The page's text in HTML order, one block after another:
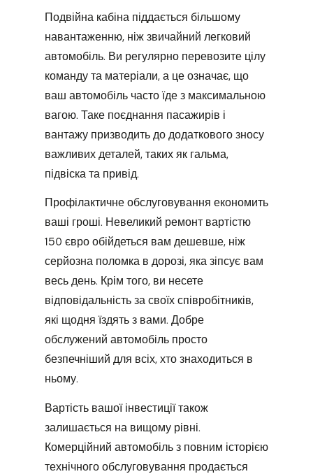
Подвійна кабіна піддається більшому
навантаженню, ніж звичайний легковий
автомобіль. Ви регулярно перевозите цілу
команду та матеріали, а це означає, що
ваш автомобіль часто їде з максимальною
вагою. Таке поєднання пасажирів і
вантажу призводить до додаткового зносу
важливих деталей, таких як гальма,
підвіска та привід.
Профілактичне обслуговування економить
ваші гроші. Невеликий ремонт вартістю
150 євро обійдеться вам дешевше, ніж
серйозна поломка в дорозі, яка зіпсує вам
весь день. Крім того, ви несете
відповідальність за своїх співробітників,
які щодня їздять з вами. Добре
обслужений автомобіль просто
безпечніший для всіх, хто знаходиться в
ньому.
Вартість вашої інвестиції також
залишається на вищому рівні.
Комерційний автомобіль з повним історією
технічного обслуговування продається